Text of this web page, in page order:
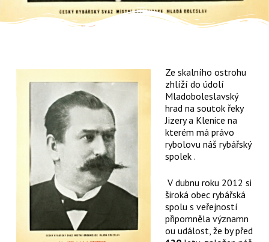
Ze skalního ostrohu
zhlíží do údolí
Mladoboleslavský
hrad na soutok řeky
Jizery a Klenice na
kterém má právo
rybolovu náš rybářský
spolek .
V dubnu roku 2012 si
široká obec rybářská
spolu s veřejností
připomněla významn
ou událost, že by před